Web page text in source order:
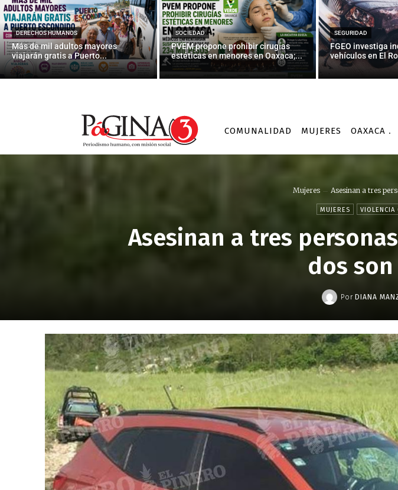
DERECHOS HUMANOS
Más de mil adultos mayores
viajarán gratis a Puerto...
SOCIEDAD
PVEM propone prohibir cirugías
estéticas en menores en Oaxaca;...
SEGURIDAD
FGEO investiga
vehículos en El
COMUNALIDAD MUJERES OAXACA
Mujeres Asesinan a tres
MUJERES VIOLENCIA
Asesinan a tres
dos
Por DIANA